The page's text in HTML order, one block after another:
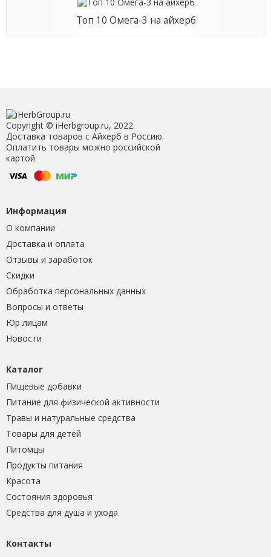
Топ 10 Омега-3 на айхерб
Copyright © iHerbgroup.ru, 2022.
Доставка товаров с Айхерб в Россию.
Оплатить товары можно российской
картой
Информация
О компании
Доставка и оплата
Отзывы и заработок
Скидки
Обработка персональных данных
Вопросы и ответы
Юр лицам
Новости
Каталог
Пищевые добавки
Питание для физической активности
Травы и натуральные средства
Товары для детей
Питомцы
Продукты питания
Красота
Состояния здоровья
Средства для душа и ухода
Контакты